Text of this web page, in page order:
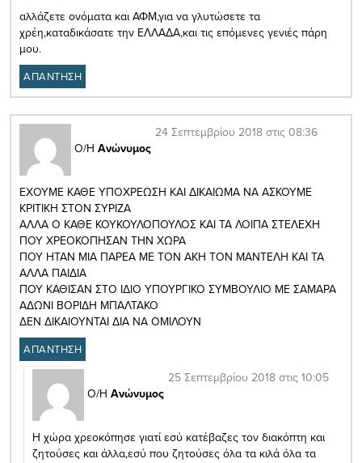
αλλάζετε ονόματα και ΑΦΜ,για να γλυτώσετε τα
χρέη,καταδικάσατε την ΕΛΛΑΔΑ,και τις επόμενες γενιές πάρη
μου.
ΑΠΑΝΤΗΣΗ
Ο/Η Ανώνυμος
24 Σεπτεμβρίου 2018 στις 08:36
ΕΧΟΥΜΕ ΚΑΘΕ ΥΠΟΧΡΕΩΣΗ ΚΑΙ ΔΙΚΑΙΩΜΑ ΝΑ ΑΣΚΟΥΜΕ
ΚΡΙΤΙΚΗ ΣΤΟΝ ΣΥΡΙΖΑ
ΑΛΛΑ Ο ΚΑΘΕ ΚΟΥΚΟΥΛΟΠΟΥΛΟΣ ΚΑΙ ΤΑ ΛΟΙΠΑ ΣΤΕΛΕΧΗ
ΠΟΥ ΧΡΕΟΚΟΠΗΣΑΝ ΤΗΝ ΧΩΡΑ
ΠΟΥ ΗΤΑΝ ΜΙΑ ΠΑΡΕΑ ΜΕ ΤΟΝ ΑΚΗ ΤΟΝ ΜΑΝΤΕΛΗ ΚΑΙ ΤΑ
ΑΛΛΑ ΠΑΙΔΙΑ
ΠΟΥ ΚΑΘΙΣΑΝ ΣΤΟ ΙΔΙΟ ΥΠΟΥΡΓΙΚΟ ΣΥΜΒΟΥΛΙΟ ΜΕ ΣΑΜΑΡΑ
ΑΔΩΝΙ ΒΟΡΙΔΗ ΜΠΑΛΤΑΚΟ
ΔΕΝ ΔΙΚΑΙΟΥΝΤΑΙ ΔΙΑ ΝΑ ΟΜΙΛΟΥΝ
ΑΠΑΝΤΗΣΗ
Ο/Η Ανώνυμος
25 Σεπτεμβρίου 2018 στις 10:05
Η χώρα χρεοκόπησε γιατί εσύ κατέβαζες τον διακόπτη και
ζητούσες και άλλα,εσύ που ζητούσες όλα τα κιλά όλα τα